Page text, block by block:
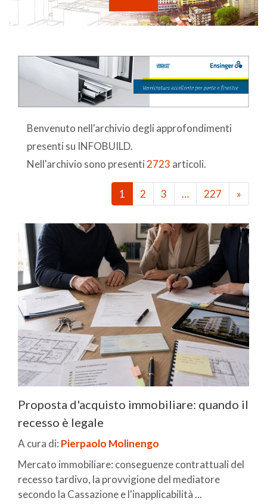
Benvenuto nell'archivio degli approfondimenti
presenti su INFOBUILD.
Nell'archivio sono presenti 2723 articoli.
1 2 3 … 227 »
Proposta d'acquisto immobiliare: quando il
recesso è legale
A cura di: Pierpaolo Molinengo
Mercato immobiliare: conseguenze contrattuali del
recesso tardivo, la provvigione del mediatore
secondo la Cassazione e l'inapplicabilità ...